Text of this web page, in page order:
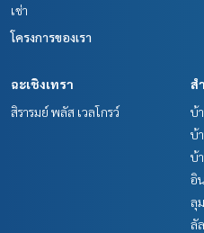
The Best Property Agent
ยี และ นวัตกรรมที่สร้างสรรค์ เ
ห้บริการด้าน ซื้อ ขาย เช่า อสังหา
เช่า
โครงการของเรา
ฉะเชิงเทรา
สิรารมย์ พลัส เวลโกรว์
ส
บ้
บ้
บ้
อิ
ลุ
ลั